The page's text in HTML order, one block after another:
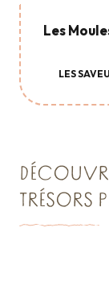
Les
LES
TRÉSORS